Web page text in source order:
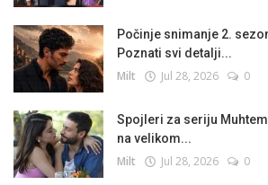
Počinje snimanje 2.
Poznati svi detalji...
Milt Jul 28, 2026 0
Spojleri za seriju
na velikom...
Milt Jul 28, 2026 0